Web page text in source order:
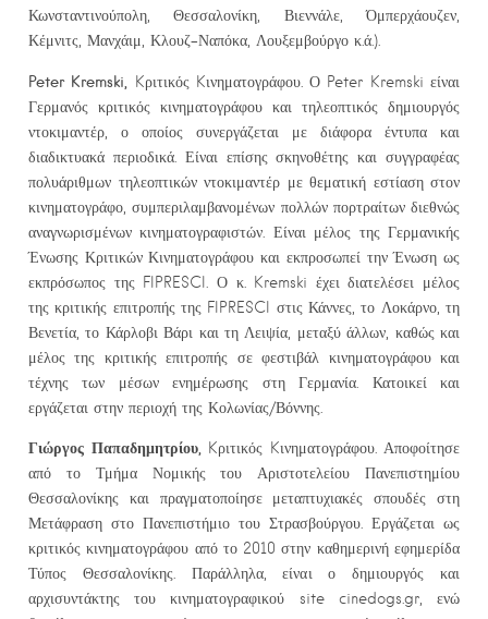
Κωνσταντινούπολη, Θεσσαλονίκη, Βιεννάλε, Όμπερχάουζεν,
Κέμνιτς, Μανχάιμ, Κλουζ-Ναπόκα, Λουξεμβούργο κ.ά.).
Peter Kremski,
Kριτικός Kινηματογράφου. Ο Peter Kremski είναι
Γερμανός κριτικός κινηματογράφου και τηλεοπτικός δημιουργός
ντοκιμαντέρ, ο οποίος συνεργάζεται με διάφορα έντυπα και
διαδικτυακά περιοδικά. Είναι επίσης σκηνοθέτης και συγγραφέας
πολυάριθμων τηλεοπτικών ντοκιμαντέρ με θεματική εστίαση στον
κινηματογράφο, συμπεριλαμβανομένων πολλών πορτραίτων διεθνώς
αναγνωρισμένων κινηματογραφιστών. Είναι μέλος της Γερμανικής
Ένωσης Κριτικών Κινηματογράφου και εκπροσωπεί την Ένωση ως
εκπρόσωπος της FIPRESCI. Ο κ. Kremski έχει διατελέσει μέλος
της κριτικής επιτροπής της FIPRESCI στις Κάννες, το Λοκάρνο, τη
Βενετία, το Κάρλοβι Βάρι και τη Λειψία, μεταξύ άλλων, καθώς και
μέλος της κριτικής επιτροπής σε φεστιβάλ κινηματογράφου και
τέχνης των μέσων ενημέρωσης στη Γερμανία. Κατοικεί και
εργάζεται στην περιοχή της Κολωνίας/Βόννης.
Γιώργος Παπαδημητρίου, Kριτικός Kινηματογράφου. Αποφοίτησε
από το Τμήμα Νομικής του Αριστοτελείου Πανεπιστημίου
Θεσσαλονίκης και πραγματοποίησε μεταπτυχιακές σπουδές στη
Μετάφραση στο Πανεπιστήμιο του Στρασβούργου. Εργάζεται ως
κριτικός κινηματογράφου από το 2010 στην καθημερινή εφημερίδα
Τύπος Θεσσαλονίκης. Παράλληλα, είναι ο δημιουργός και
αρχισυντάκτης του κινηματογραφικού site cinedogs.gr, ενώ